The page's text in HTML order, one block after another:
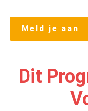
Meld je aan
Dit